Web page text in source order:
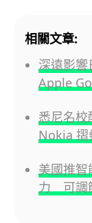
相關文章:
深遠影響
Apple
悉尼名校
Nokia 摺
美國推
力 可調